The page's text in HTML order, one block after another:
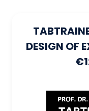
DESIGN OF